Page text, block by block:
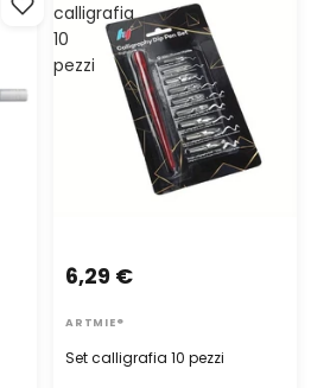
calligrafia
10
pezzi
Set calligrafia 10 pezzi
6,29 €
ARTMIE®